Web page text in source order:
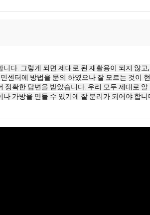
다. 그렇게 되면 제대로 된 재활용이 되지 않
센터에 방법을 문의 하였으나 잘 모르는 것이
확한 답변을 받았습니다. 우리 모두 제대로
가방을 만들 수 있기에 잘 분리가 되어야 합